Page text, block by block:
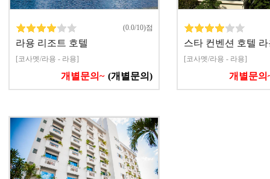
(0.0/10)점
라용 리조트 호텔
[코사멧/라용 - 라용]
개별문의~ (개별문의)
스타 컨벤션 호텔
[코사멧/라용 - 라용]
개별문의